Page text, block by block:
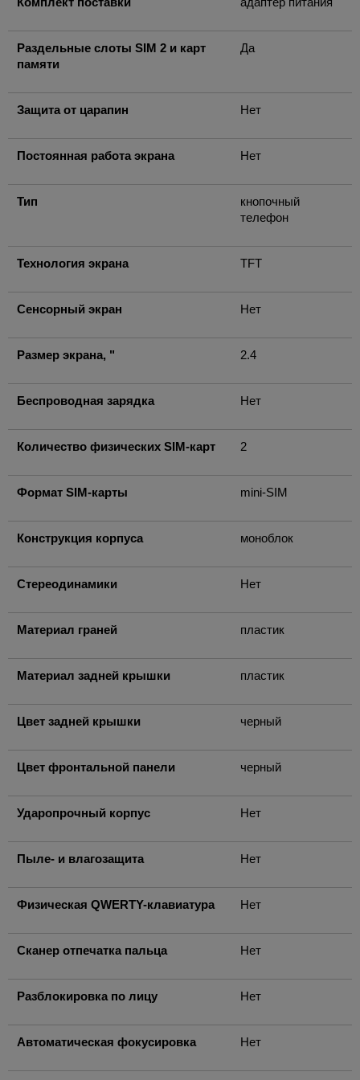
Раздельные слоты SIM 2 и карт
памяти
Да
Защита от царапин Нет
Постоянная работа экрана Нет
Тип
кнопочный
телефон
Технология экрана TFT
Сенсорный экран Нет
Размер экрана, " 2.4
Беспроводная зарядка Нет
Количество физических SIM-карт 2
Формат SIM-карты mini-SIM
Конструкция корпуса моноблок
Стереодинамики Нет
Материал граней пластик
Материал задней крышки пластик
Цвет задней крышки черный
Цвет фронтальной панели черный
Ударопрочный корпус Нет
Пыле- и влагозащита Нет
Физическая QWERTY-клавиатура Нет
Сканер отпечатка пальца Нет
Разблокировка по лицу Нет
Автоматическая фокусировка Нет